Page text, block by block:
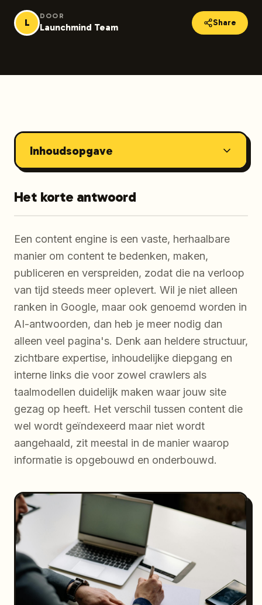
L
DOOR
Launchmind Team Share
Inhoudsopgave
Het korte antwoord
Een content engine is een vaste, herhaalbare
manier om content te bedenken, maken,
publiceren en verspreiden, zodat die na verloop
van tijd steeds meer oplevert. Wil je niet alleen
ranken in Google, maar ook genoemd worden in
AI-antwoorden, dan heb je meer nodig dan
alleen veel pagina's. Denk aan heldere structuur,
zichtbare expertise, inhoudelijke diepgang en
interne links die voor zowel crawlers als
taalmodellen duidelijk maken waar jouw site
gezag op heeft. Het verschil tussen content die
wel wordt geïndexeerd maar niet wordt
aangehaald, zit meestal in de manier waarop
informatie is opgebouwd en onderbouwd.